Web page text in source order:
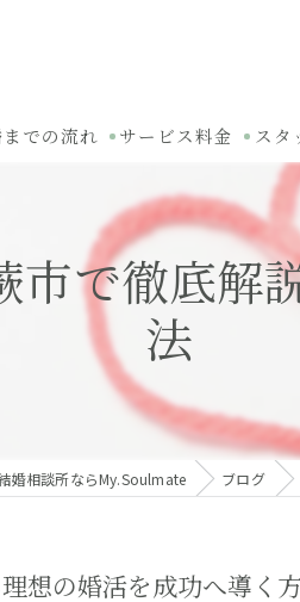
までの流れ サービス料金 スタ
で徹底解
法
婚相談所ならMy.Soulmate ブログ
想の婚活を成功へ導く